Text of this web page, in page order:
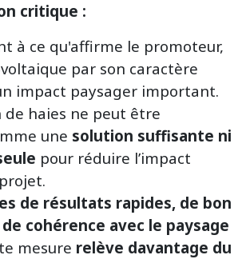
critique :
à ce qu'affirme le promoteur,
par son caractère
impact paysager important.
haies ne peut être
une solution suffisante ni
pour réduire l’impact
de résultats rapides, de bon
cohérence avec le paysage
mesure relève davantage du